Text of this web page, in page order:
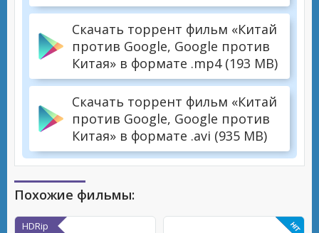
Скачать торрент фильм «Китай
против Google, Google против
Китая» в формате .mp4 (193 MB)
Скачать торрент фильм «Китай
против Google, Google против
Китая» в формате .avi (935 MB)
Похожие фильмы:
HDRip